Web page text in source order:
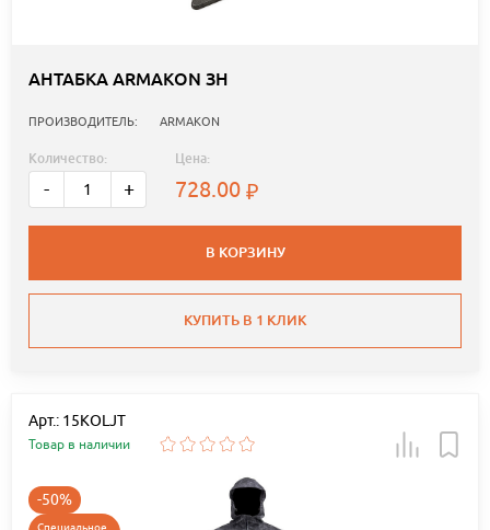
АНТАБКА ARMAKON ЗН
ПРОИЗВОДИТЕЛЬ: ARMAKON
Количество:
- +
Цена:
728.00
В КОРЗИНУ
КУПИТЬ В 1 КЛИК
Арт.: 15KOLJT
Товар в наличии
-50%
Специальное